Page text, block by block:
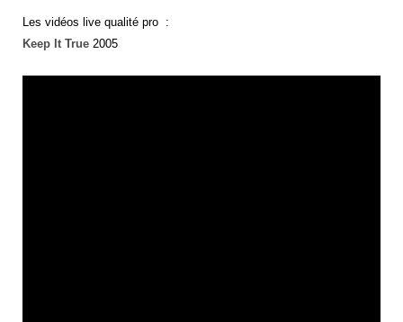
Les vidéos live qualité pro :
Keep It True 2005